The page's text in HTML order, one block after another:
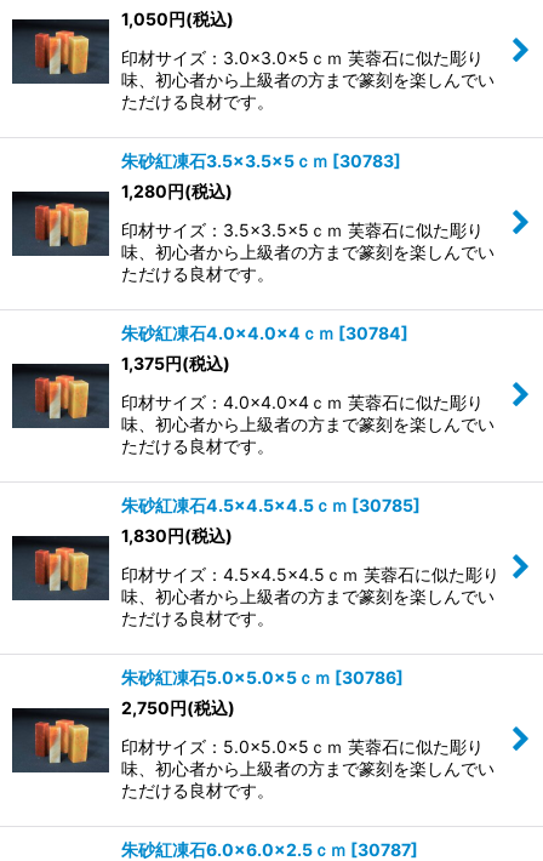
1,050円(税込)
印材サイズ：3.0×3.0×5ｃｍ 芙蓉石に似た彫り
味、初心者から上級者の方まで篆刻を楽しんでい
ただける良材です。
朱砂紅凍石3.5×3.5×5ｃｍ [30783]
1,280円(税込)
印材サイズ：3.5×3.5×5ｃｍ 芙蓉石に似た彫り
味、初心者から上級者の方まで篆刻を楽しんでい
ただける良材です。
朱砂紅凍石4.0×4.0×4ｃｍ [30784]
1,375円(税込)
印材サイズ：4.0×4.0×4ｃｍ 芙蓉石に似た彫り
味、初心者から上級者の方まで篆刻を楽しんでい
ただける良材です。
朱砂紅凍石4.5×4.5×4.5ｃｍ [30785]
1,830円(税込)
印材サイズ：4.5×4.5×4.5ｃｍ 芙蓉石に似た彫り
味、初心者から上級者の方まで篆刻を楽しんでい
ただける良材です。
朱砂紅凍石5.0×5.0×5ｃｍ [30786]
2,750円(税込)
印材サイズ：5.0×5.0×5ｃｍ 芙蓉石に似た彫り
味、初心者から上級者の方まで篆刻を楽しんでい
ただける良材です。
朱砂紅凍石6.0×6.0×2.5ｃｍ [30787]